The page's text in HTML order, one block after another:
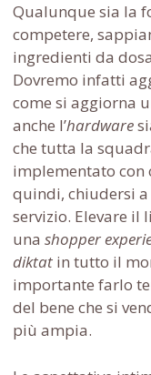
Qualunque sia la
competere,
ingredienti da
Dovremo infatti
come si aggiorna
anche l’hardware
che tutta la
implementato con
quindi, chiudersi a
servizio. Elevare il
una shopper
diktat in tutto il
importante farlo
del bene che si
più ampia.